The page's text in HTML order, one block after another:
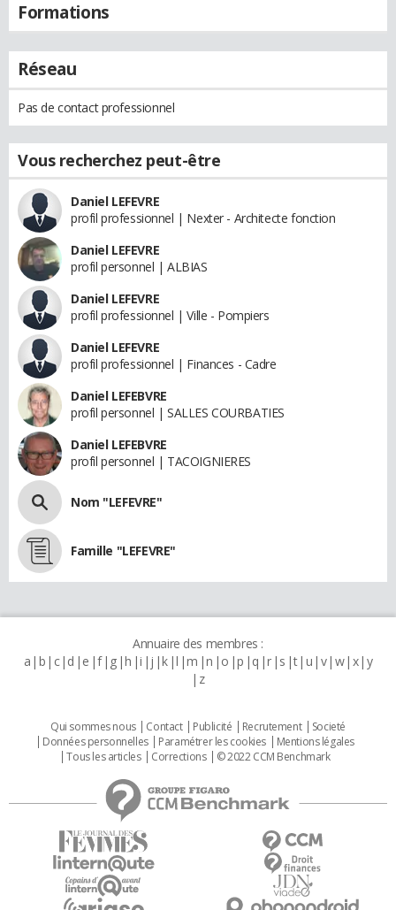
Formations
Réseau
Pas de contact professionnel
Vous recherchez peut-être
Daniel LEFEVRE
profil professionnel | Nexter - Architecte fonction
Daniel LEFEVRE
profil personnel | ALBIAS
Daniel LEFEVRE
profil professionnel | Ville - Pompiers
Daniel LEFEVRE
profil professionnel | Finances - Cadre
Daniel LEFEBVRE
profil personnel | SALLES COURBATIES
Daniel LEFEBVRE
profil personnel | TACOIGNIERES
Nom "LEFEVRE"
Famille "LEFEVRE"
Annuaire des membres :
a b c d e f g h i j k l m n o p q r s t u v w x y
z
Qui sommes nous Contact Publicité Recrutement
Societé
Données personnelles
Paramétrer les cookies
Mentions légales
Tous les articles
Corrections © 2022 CCM Benchmark